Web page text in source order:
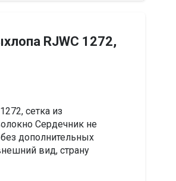
RJWC 1272,
сетка из
Сердечник не
дополнительных
вид, страну